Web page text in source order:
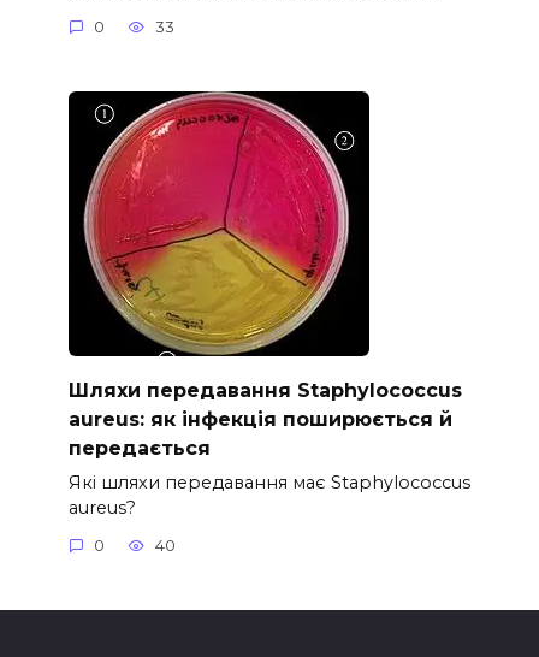
0 33
Шляхи передавання Staphylococcus
aureus: як інфекція поширюється й
передається
Які шляхи передавання має Staphylococcus
aureus?
0 40